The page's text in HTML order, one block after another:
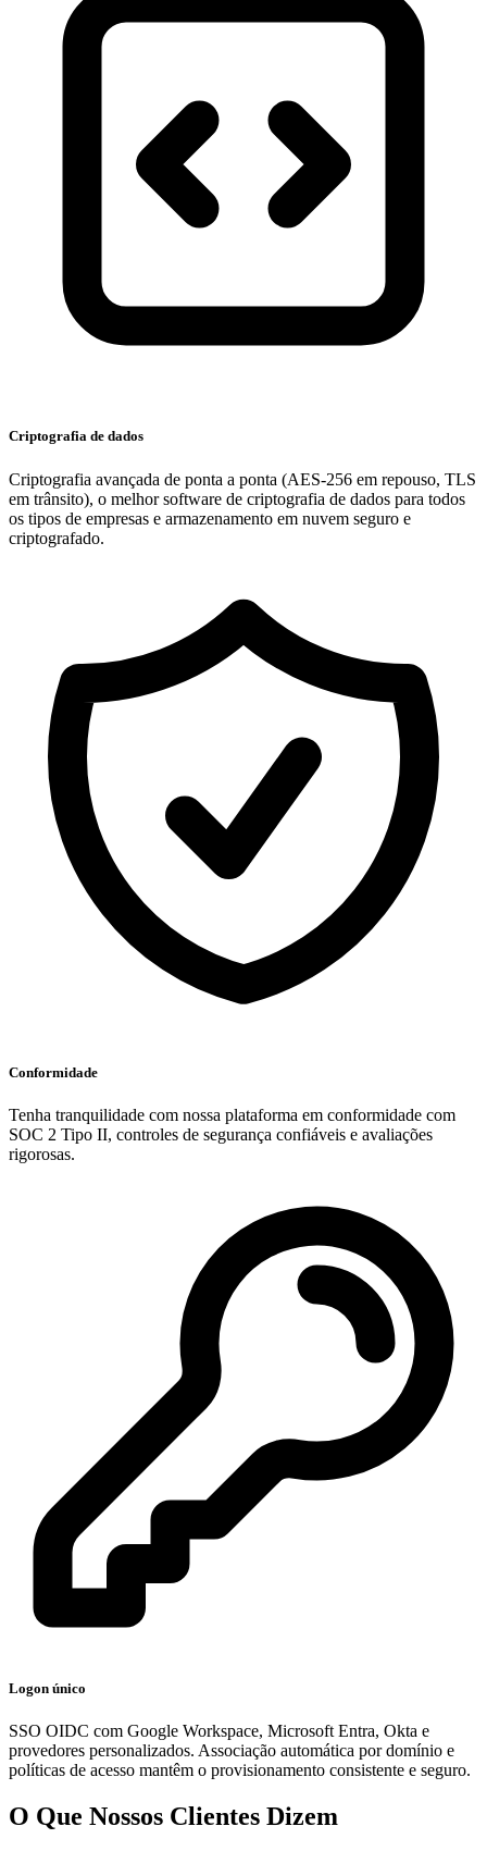
Criptografia de dados
Criptografia avançada de ponta a ponta (AES-256 em repouso, TLS
em trânsito), o melhor software de criptografia de dados para todos
os tipos de empresas e armazenamento em nuvem seguro e
criptografado.
Conformidade
Tenha tranquilidade com nossa plataforma em conformidade com
SOC 2 Tipo II, controles de segurança confiáveis e avaliações
rigorosas.
Logon único
SSO OIDC com Google Workspace, Microsoft Entra, Okta e
provedores personalizados. Associação automática por domínio e
políticas de acesso mantêm o provisionamento consistente e seguro.
O Que Nossos Clientes Dizem